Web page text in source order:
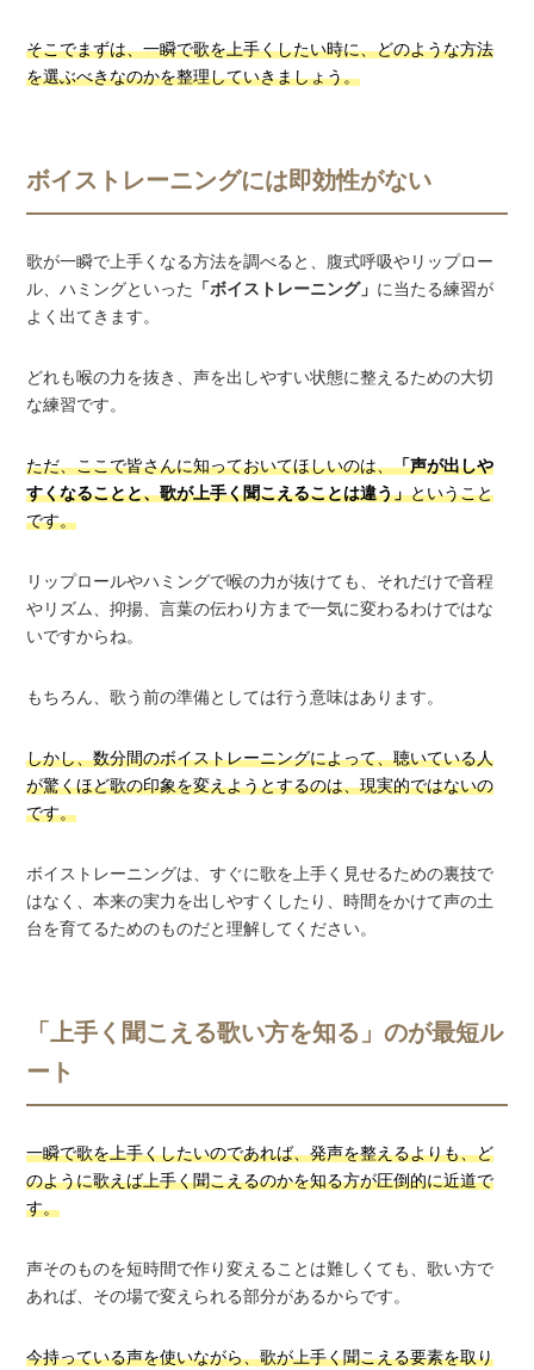
そこでまずは、一瞬で歌を上手くしたい時に、どのような方法
を選ぶべきなのかを整理していきましょう。
ボイストレーニングには即効性がない
歌が一瞬で上手くなる方法を調べると、腹式呼吸やリップロー
ル、ハミングといった
「ボイストレーニング」 に当たる練習が
よく出てきます。
どれも喉の力を抜き、声を出しやすい状態に整えるための大切
な練習です。
ただ、ここで皆さんに知っておいてほしいのは、「声が出しや
すくなることと、歌が上手く聞こえることは違う」ということ
です。
リップロールやハミングで喉の力が抜けても、それだけで音程
やリズム、抑揚、言葉の伝わり方まで一気に変わるわけではな
いですからね。
もちろん、歌う前の準備としては行う意味はあります。
しかし、数分間のボイストレーニングによって、聴いている人
が驚くほど歌の印象を変えようとするのは、現実的ではないの
です。
ボイストレーニングは、すぐに歌を上手く見せるための裏技で
はなく、本来の実力を出しやすくしたり、時間をかけて声の土
台を育てるためのものだと理解してください。
「上手く聞こえる歌い方を知る」のが最短ル
ート
一瞬で歌を上手くしたいのであれば、発声を整えるよりも、ど
のように歌えば上手く聞こえるのかを知る方が圧倒的に近道で
す。
声そのものを短時間で作り変えることは難しくても、歌い方で
あれば、その場で変えられる部分があるからです。
今持っている声を使いながら、歌が上手く聞こえる要素を取り